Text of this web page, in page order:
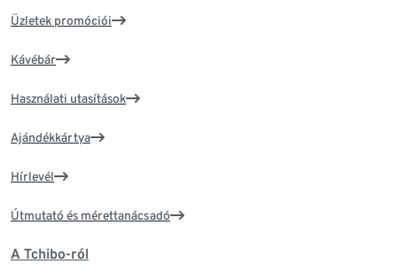
Üzletek promóciói
Kávébár
Használati utasítások
Ajándékkártya
Hírlevél
Útmutató és mérettanácsadó
A Tchibo-ról